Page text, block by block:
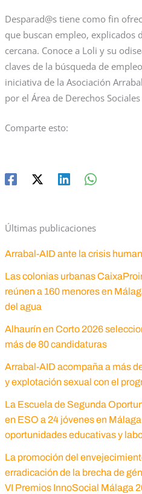
Desparad@s tiene como fin
que buscan empleo, explicados
cercana. Conoce a Loli y su
claves de la búsqueda de
iniciativa de la Asociación
por el Área de Derechos
Comparte esto:
Últimas publicaciones
Arrabal-AID ante la crisis
Las colonias urbanas
reúnen a 160 menores en
del agua
Alhaurín en Corto 2026
más de 80 candidaturas
Arrabal-AID acompaña a más
y explotación sexual con el
La Escuela de Segunda
en ESO a 24 jóvenes en
oportunidades educativas y
La promoción del
erradicación de la brecha de
VI Premios InnoSocial Málaga